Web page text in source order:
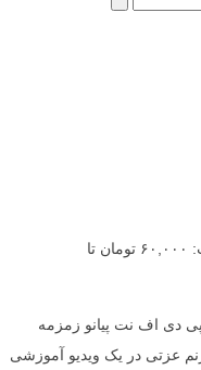
محدوده قیمت: ۶۰,۰۰۰ تومان تا
پی دی اف نت پیانو زمزمه
عزتی در یک ویدیو آموزشی